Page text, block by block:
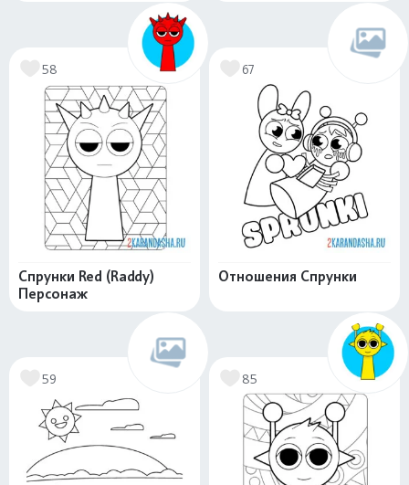
58
Спрунки Red (Raddy)
Персонаж
67
Отношения Спрунки
59 85